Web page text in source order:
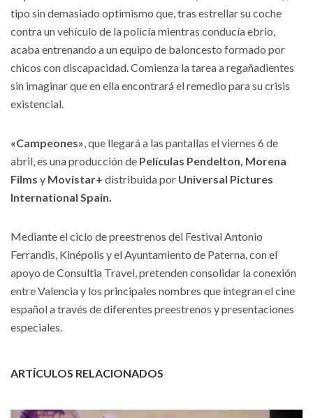
tipo sin demasiado optimismo que, tras estrellar su coche
contra un vehículo de la policía mientras conducía ebrio,
acaba entrenando a un equipo de baloncesto formado por
chicos con discapacidad. Comienza la tarea a regañadientes
sin imaginar que en ella encontrará el remedio para su crisis
existencial.
«Campeones», que llegará a las pantallas el viernes 6 de
abril, es una producción de Películas Pendelton, Morena
Films y Movistar+ distribuida por Universal Pictures
International Spain.
Mediante el ciclo de preestrenos del Festival Antonio
Ferrandis, Kinépolis y el Ayuntamiento de Paterna, con el
apoyo de Consultia Travel, pretenden consolidar la conexión
entre Valencia y los principales nombres que integran el cine
español a través de diferentes preestrenos y presentaciones
especiales.
ARTÍCULOS RELACIONADOS